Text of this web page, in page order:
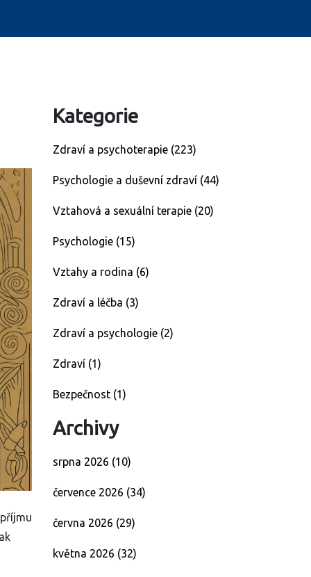
Kategorie
Zdraví a psychoterapie (223)
Psychologie a duševní zdraví (44)
Vztahová a sexuální terapie (20)
Psychologie (15)
Vztahy a rodina (6)
Zdraví a léčba (3)
Zdraví a psychologie (2)
Zdraví (1)
Bezpečnost (1)
Archivy
srpna 2026 (10)
července 2026 (34)
června 2026 (29)
května 2026 (32)